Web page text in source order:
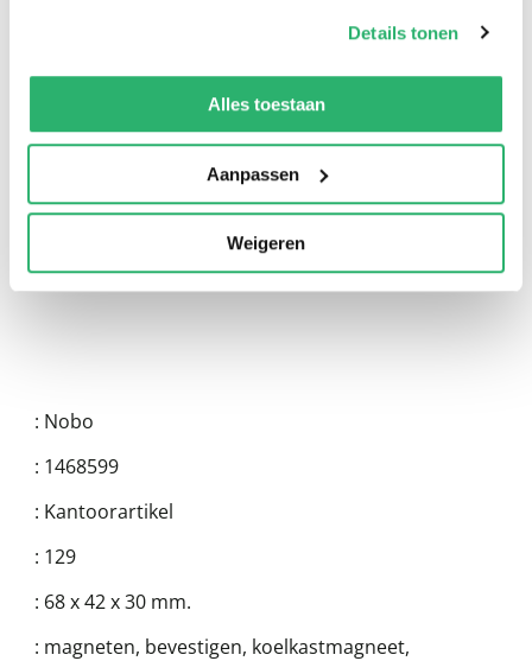
We werken samen met13 derdendie uw gegevens
kunnen ontvangen en verwerken.
Details tonen
Alles toestaan
Aanpassen
Weigeren
: Nobo
: 1468599
: Kantoorartikel
: 129
: 68 x 42 x 30 mm.
: magneten, bevestigen, koelkastmagneet,